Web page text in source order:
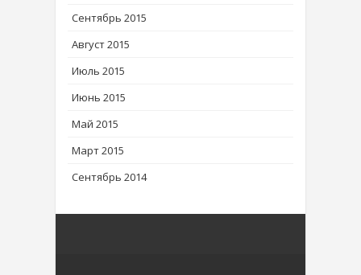
Сентябрь 2015
Август 2015
Июль 2015
Июнь 2015
Май 2015
Март 2015
Сентябрь 2014